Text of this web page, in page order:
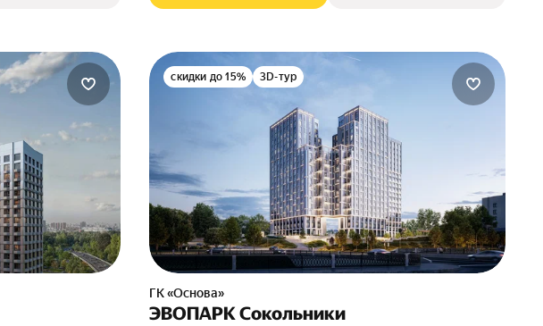
скидки до 15% 3D-тур
ГК «Основа»
ЭВОПАРК Сокольники